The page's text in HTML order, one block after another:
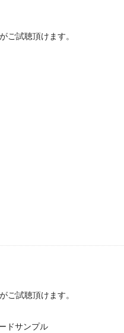
ご試聴頂けます。
ご試聴頂けます。
ドサンプル